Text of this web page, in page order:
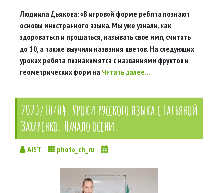
Людмила Дьякова: «В игровой форме ребята познают
основы иностранного языка. Мы уже узнали, как
здороваться и прощаться, называть своё имя, считать
до 10, а также выучили названия цветов. На следующих
уроках ребята познакомятся с названиями фруктов и
геометрических форм на Читать далее…
2020/10/04. Уроки русского языка с Татьяной
Захаренко. Начало осени.
AIST photo_ch_ru